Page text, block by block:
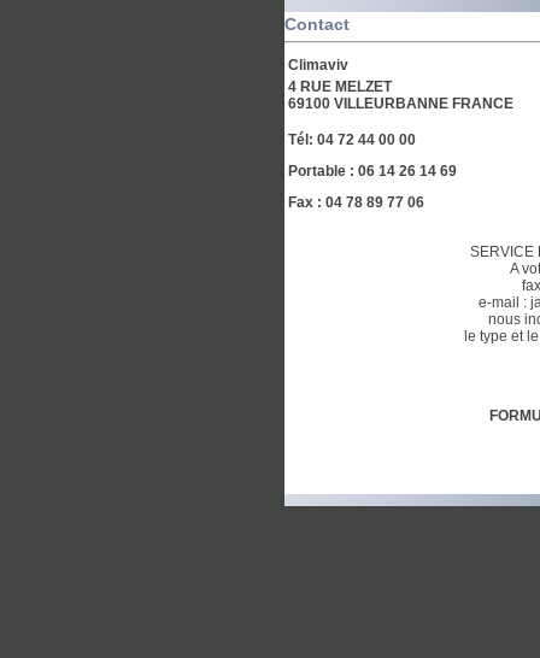
Contact
Climaviv
4 RUE MELZET
69100 VILLEURBANNE FRANCE
Tél: 04 72 44 00 00
Portable : 06 14 26 14 69
Fax : 04 78 89 77 06
SERVICE
A
e-mail :
nous
le type et